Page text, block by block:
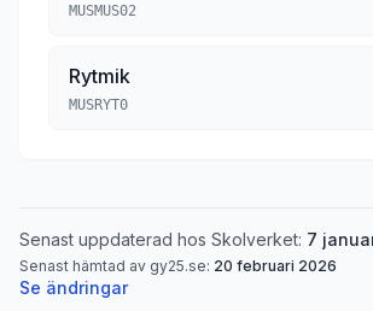
MUSMUS02
Rytmik
MUSRYT0
Senast uppdaterad hos Skolverket: 7
Senast hämtad av gy25.se: 20 februari 2026
Se ändringar